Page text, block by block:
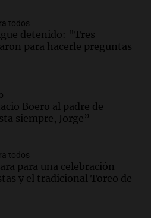
todos
detenido: "Tres
para hacerle preguntas
Boero al padre de
siempre, Jorge”
todos
para una celebración
y el tradicional Toreo de